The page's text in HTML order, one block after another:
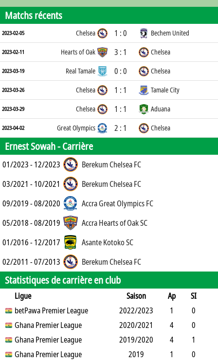
Matchs récents
2023-02-05 Chelsea 1 : 0 Bechem United
2023-02-11 Hearts of Oak 3 : 1 Chelsea
2023-03-19 Real Tamale 0 : 0 Chelsea
2023-03-26 Chelsea 1 : 1 Tamale City
2023-03-29 Chelsea 1 : 1 Aduana
2023-04-02 Great Olympics 2 : 1 Chelsea
Ernest Sowah -Carrière
01/2023 - 12/2023
Berekum Chelsea FC
03/2021 - 10/2021
Berekum Chelsea FC
09/2019 - 08/2020
Accra Great Olympics FC
05/2018 - 08/2019
Accra Hearts of Oak SC
01/2016 - 12/2017
Asante Kotoko SC
02/2011 - 07/2013
Berekum Chelsea FC
Statistiques de carrière en club
Ligue Saison Ap
SI
SO
B B A 2J CR Min
betPawa Premier League 2022/2023 1
0
0
6 0 0 0 90
Ghana Premier League 2020/2021 4
0
1
7 0 0 0 333
Ghana Premier League 2019/2020 4
1
0
8 0 0 359
Ghana Premier League 2019 1
0